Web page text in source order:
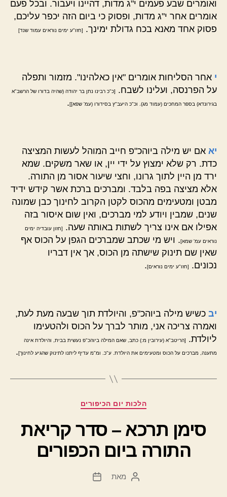
ואומרים שבע פעמים י"ג מדות, דהיינו ויעבור. ובכל פעם
אומרים אחר י"ג מדות, ופסוק כי ביום הזה יכפר עליכם,
פסוק אחד מאנא בכח גדולת ימינך.
[חזו"ע ימים נוראים עמוד שנד]
י אחר הסליחות אומרים "אין כאלהינו". מזמור ותפלה
על הפרנסה, ועלינו לשבח.
[כ"כ רבינו נתן בר יהודה (שהיה בדורו של הרשב"א
בגירונדא) בספר המחכים (עמוד מג). וכ"כ היעב"ץ בסידורו (עמ' שפא]].
יא אם יש מילה ביוהכ"פ חייב המוהל לעשות המציצה
כדת. רק שלא ימצוץ על ידי יין, או שאר משקים. שמא
ירד מן היין לתוך גרונו, וחצי שיעור אסור מן התורה.
אלא מציצה בפה בלבד. ומברכים ברכת אשר קידש ידיד
מבטן ומטעימים מהכוס לקטן הקרוב לחינוך כבן שמונה
שנים, שמבין ויודע למי מברכים, ואין שום איסור בזה
אפילו אם אינו צריך לשתות באותה שעה.
[חזון עובדיה ימים
נוראים עמ' שמא]. ויש מי שכתב שמברכים הגפן על הכוס אף
שאין שם תינוק שישתה מן הכוס, אך אין דבריו
נכונים.
[חזו"ע ימים נוראים].
יב כשיש מילה ביוהכ"פ, והיולדת תוך שבעה מעת לעת,
ואמרה צריכה אני, מותר לברך על הכוס ולהטעימו
ליולדת.
[הריטב"א (עירובין מ:) כתב, שאם המילה ביוהכ"פ נעשית בבית, והיולדת אינה
מתענה, מברכים על הכוס ומטעימים את היולדת. ע"כ. ומ"מ עדיף ליתנו לתינוק שהגיע לחינוך].
קטגוריות
הלכות יום הכיפורים
סימן תרכא – סדר קריאת
התורה ביום הכפורים
המחבר
מאת
תאריך